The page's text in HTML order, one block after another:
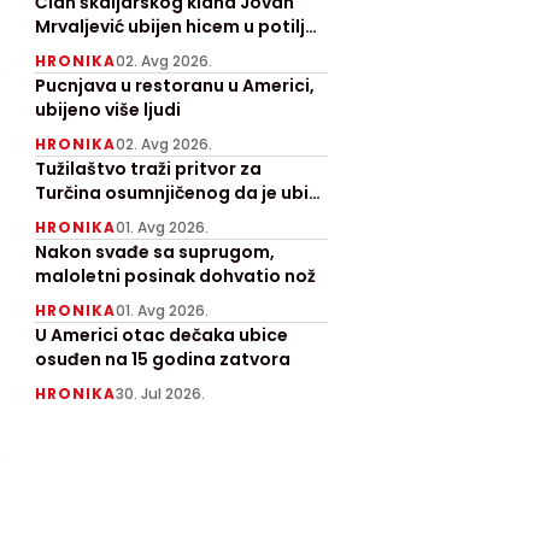
"Kamov"
Mrvaljević ubijen hicem u potiljak
kod Nikšića
HRONIKA02. Avg 2026.
Pucnjava u restoranu u Americi,
ubijeno više ljudi
HRONIKA02. Avg 2026.
Tužilaštvo traži pritvor za
Turčina osumnjičenog da je ubio
Ruskinju
HRONIKA01. Avg 2026.
Nakon svađe sa suprugom,
maloletni posinak dohvatio nož
HRONIKA01. Avg 2026.
U Americi otac dečaka ubice
osuđen na 15 godina zatvora
HRONIKA30. Jul 2026.